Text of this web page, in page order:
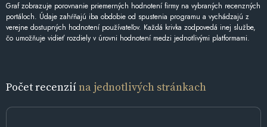
Graf zobrazuje porovnanie priemerných hodnotení firmy na vybraných recenzných
portáloch. Údaje zahŕňajú iba obdobie od spustenia programu a vychádzajú z
verejne dostupných hodnotení používateľov. Každá krivka zodpovedá inej službe,
čo umožňuje vidieť rozdiely v úrovni hodnotení medzi jednotlivými platformami.
Počet recenziína jednotlivých stránkach